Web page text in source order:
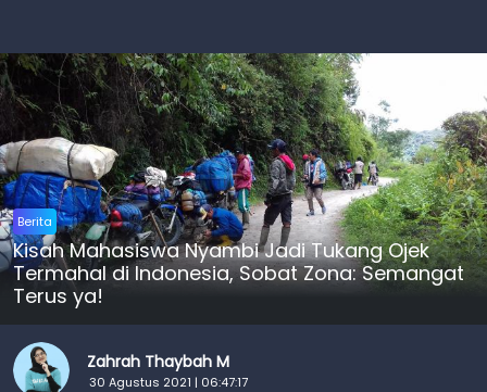
Berita
Kisah Mahasiswa Nyambi Jadi Tukang Ojek
Termahal di Indonesia, Sobat Zona: Semangat
Terus ya!
Zahrah Thaybah M
30 Agustus 2021 | 06:47:17